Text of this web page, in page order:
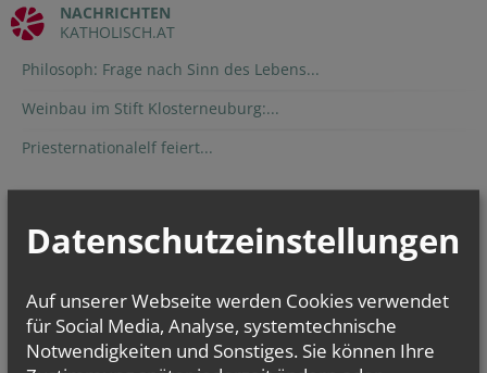
NACHRICHTEN
KATHOLISCH.AT
Philosoph: Frage nach Sinn des Lebens...
Weinbau im Stift Klosterneuburg:...
Priesternationalelf feiert...
Mo.., 10. August 2026 14:30
Treffen der Legio Mariä
Datenschutzeinstellungen
Auf unserer Webseite werden Cookies verwendet
für Social Media, Analyse, systemtechnische
Notwendigkeiten und Sonstiges. Sie können Ihre